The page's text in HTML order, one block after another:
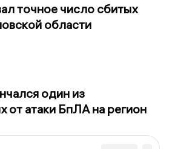
точное число сбитых
области
один из
от атаки БпЛА на регион